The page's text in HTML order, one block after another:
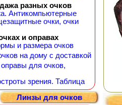
разных очков
Антикомпьютерные
очки, очки
и оправах
и размера очков
на дому с доставкой
для очков,
зрения. Таблица
Линзы для очков